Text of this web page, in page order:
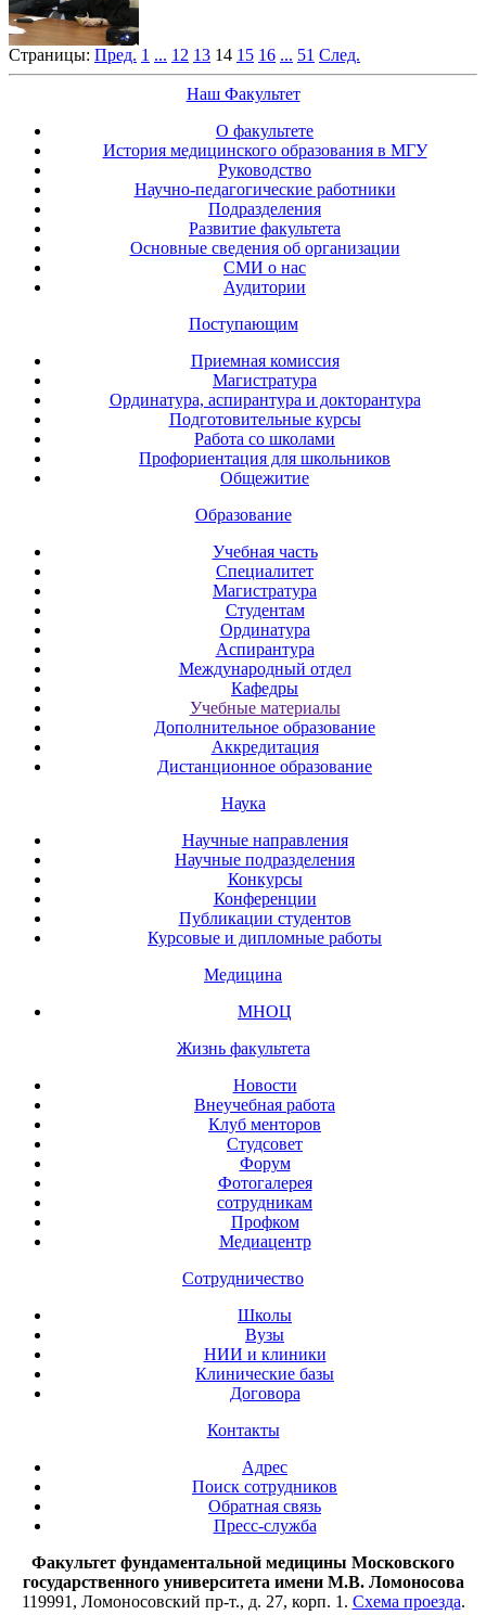
Страницы: Пред. 1 ... 12 13 14 15 16 ... 51 След.
Наш Факультет
О факультете
История медицинского образования в МГУ
Руководство
Научно-педагогические работники
Подразделения
Развитие факультета
Основные сведения об организации
СМИ о нас
Аудитории
Поступающим
Приемная комиссия
Магистратура
Ординатура, аспирантура и докторантура
Подготовительные курсы
Работа со школами
Профориентация для школьников
Общежитие
Образование
Учебная часть
Специалитет
Магистратура
Студентам
Ординатура
Аспирантура
Международный отдел
Кафедры
Учебные материалы
Дополнительное образование
Аккредитация
Дистанционное образование
Наука
Научные направления
Научные подразделения
Конкурсы
Конференции
Публикации студентов
Курсовые и дипломные работы
Медицина
МНОЦ
Жизнь факультета
Новости
Внеучебная работа
Клуб менторов
Студсовет
Форум
Фотогалерея
сотрудникам
Профком
Медиацентр
Сотрудничество
Школы
Вузы
НИИ и клиники
Клинические базы
Договора
Контакты
Адрес
Поиск сотрудников
Обратная связь
Пресс-служба
Факультет фундаментальной медицины Московского
государственного университета имени М.В. Ломоносова
119991, Ломоносовский пр-т., д. 27, корп. 1. Схема проезда.